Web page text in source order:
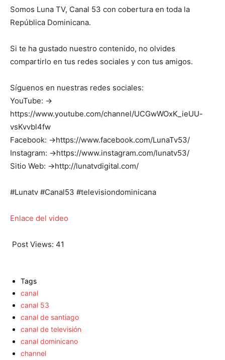
Somos Luna TV, Canal 53 con cobertura en toda la
República Dominicana.
Si te ha gustado nuestro contenido, no olvides
compartirlo en tus redes sociales y con tus amigos.
Síguenos en nuestras redes sociales:
YouTube: →
https://www.youtube.com/channel/UCGwWOxK_ieUU-
vsKvvbl4fw
Facebook: →https://www.facebook.com/LunaTv53/
Instagram: →https://www.instagram.com/lunatv53/
Sitio Web: →http://lunatvdigital.com/
#Lunatv #Canal53 #televisiondominicana
Enlace del video
Post Views: 41
Tags
canal
canal 53
canal de santiago
canal de televisión
canal dominicano
channel